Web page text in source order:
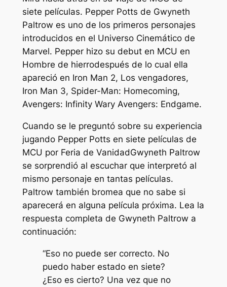
siete películas. Pepper Potts de Gwyneth
Paltrow es uno de los primeros personajes
introducidos en el Universo Cinemático de
Marvel. Pepper hizo su debut en MCU en
Hombre de hierrodespués de lo cual ella
apareció en Iron Man 2, Los vengadores,
Iron Man 3, Spider-Man: Homecoming,
Avengers: Infinity Wary Avengers: Endgame.
Cuando se le preguntó sobre su experiencia
jugando Pepper Potts en siete películas de
MCU por Feria de VanidadGwyneth Paltrow
se sorprendió al escuchar que interpretó al
mismo personaje en tantas películas.
Paltrow también bromea que no sabe si
aparecerá en alguna película próxima. Lea la
respuesta completa de Gwyneth Paltrow a
continuación:
“Eso no puede ser correcto. No
puedo haber estado en siete?
¿Eso es cierto? Una vez que no